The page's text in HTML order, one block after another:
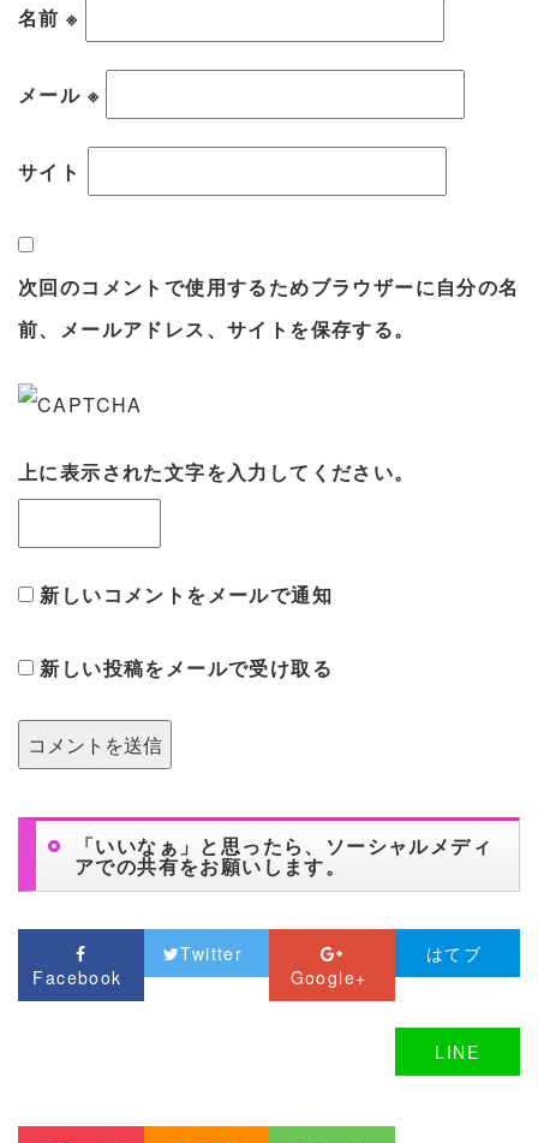
名前※
メール ※
サイト
次回のコメントで使用するためブラウザーに自分の名
前、メールアドレス、サイトを保存する。
上に表示された文字を入力してください。
新しいコメントをメールで通知
新しい投稿をメールで受け取る
「いいなぁ」と思ったら、ソーシャルメディ
アでの共有をお願いします。
Facebook
Twitter
Google+
はてブ
LINE